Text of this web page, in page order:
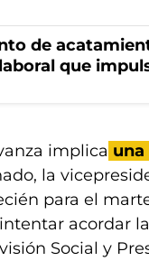
de
que
implica
la
para el
acordar
Social y